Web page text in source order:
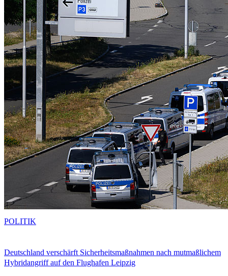
Deutschland verschärft Sicherheitsmaßnahmen nach mutmaßlichem
Hybridangriff auf den Flughafen Leipzig
POLITIK